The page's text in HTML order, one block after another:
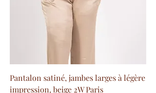
Pantalon satiné, jambes larges à légère
impression, beige 2W Paris